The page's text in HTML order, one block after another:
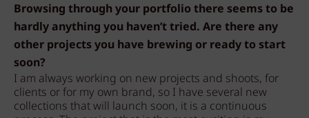
Browsing through your portfolio there seems to be
hardly anything you haven’t tried. Are there any
other projects you have brewing or ready to start
soon?
I am always working on new projects and shoots, for
clients or for my own brand, so I have several new
collections that will launch soon, it is a continuous